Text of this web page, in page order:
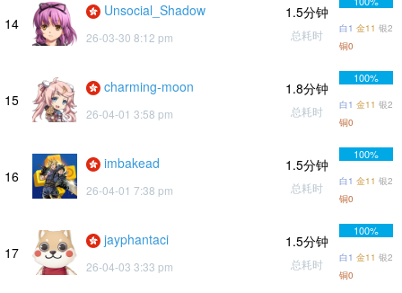
14
Unsocial_Shadow
26-03-30 8:12 pm
1.5分钟
总耗时 白1 金11 银2
铜0
15
charming-moon
26-04-01 3:58 pm
1.8分钟
总耗时
100%
白1 金11 银2
铜0
16
imbakead
26-04-01 7:38 pm
1.5分钟
总耗时
100%
白1 金11 银2
铜0
17
jayphantaci
26-04-03 3:33 pm
1.5分钟
总耗时
100%
白1 金11 银2
铜0